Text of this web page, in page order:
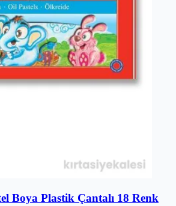
Boya Plastik Çantalı 18 Renk